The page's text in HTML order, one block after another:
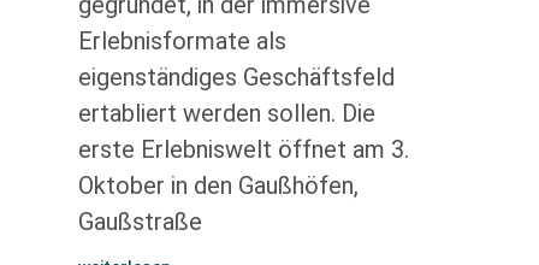
Erlebnisformate als
eigenständiges Geschäftsfeld
ertabliert werden sollen. Die
erste Erlebniswelt öffnet am 3.
Oktober in den Gaußhöfen,
Gaußstraße